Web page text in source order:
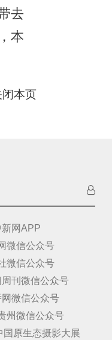
去
本
闭本页
新网APP
微信公众号
微信公众号
刊微信公众号
网微信公众号
州微信公众号
国原生态摄影大展